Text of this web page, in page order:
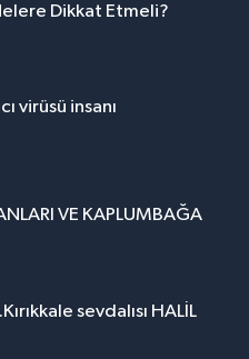
Dikkat Etmeli?
virüsü insanı
VE KAPLUMBAĞA
sevdalısı HALİL